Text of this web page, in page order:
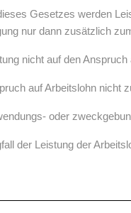
Gesetzes werden
nur dann zusätzlich
nicht auf den
auf Arbeitslohn nicht
oder
der Leistung der